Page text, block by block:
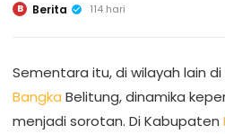
B Berita 114 hari
Sementara itu, di wilayah lain
Bangka Belitung, dinamika
menjadi sorotan. Di Kabupaten